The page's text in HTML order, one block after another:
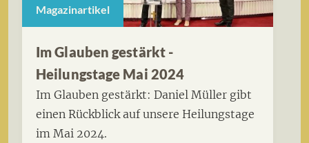
Magazinartikel
Im Glauben gestärkt -
Heilungstage Mai 2024
Im Glauben gestärkt: Daniel Müller gibt
einen Rückblick auf unsere Heilungstage
im Mai 2024.